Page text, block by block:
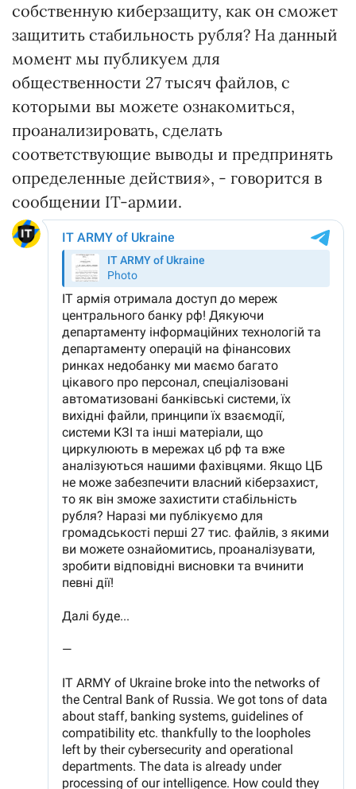
собственную киберзащиту, как он сможет
защитить стабильность рубля? На данный
момент мы публикуем для
общественности 27 тысяч файлов, с
которыми вы можете ознакомиться,
проанализировать, сделать
соответствующие выводы и предпринять
определенные действия», - говорится в
сообщении IT-армии.